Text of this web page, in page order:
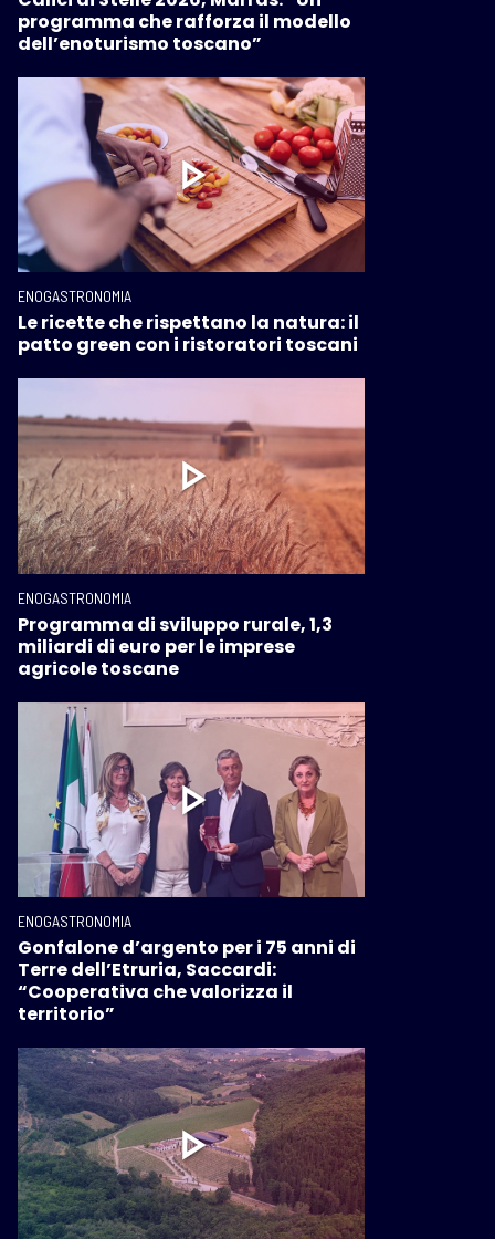
programma che rafforza il modello
dell’enoturismo toscano”
ENOGASTRONOMIA
Le ricette che rispettano la natura: il
patto green con i ristoratori toscani
ENOGASTRONOMIA
Programma di sviluppo rurale, 1,3
miliardi di euro per le imprese
agricole toscane
ENOGASTRONOMIA
Gonfalone d’argento per i 75 anni di
Terre dell’Etruria, Saccardi:
“Cooperativa che valorizza il
territorio”